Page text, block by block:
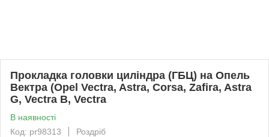
Прокладка головки циліндра (ГБЦ) на Опель
Вектра (Opel Vectra, Astra, Corsa, Zafira, Astra
G, Vectra B, Vectra
В наявності
Код: pr98313
Роздріб